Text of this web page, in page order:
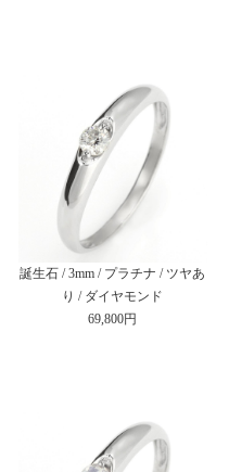
誕生石 / 3mm / プラチナ / ツヤあ
り / ダイヤモンド
69,800円